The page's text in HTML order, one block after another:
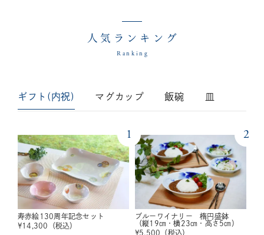
人気ランキング
Ranking
ギフト(内祝) マグカップ 飯碗 皿
1
寿赤絵130周年記念セット
¥14,300 （税込）
2
ブルーワイナリー 楕円盛鉢
（縦19㎝・横23㎝・高さ5㎝）
¥5,500 （税込）